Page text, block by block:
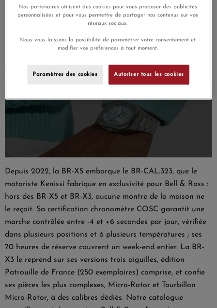
bar, c'est la Bell & Ross de la ville, celle qui glisse sous une
manche de chemise. La
BR 05 Chrono
ajoute la mesure des
pour les habitués des longs courriers.
BR-X5 et BR-X3, le calibre Kenissi
Depuis 2022, la BR-X5 embarque le BR-CAL.323, que le
motoriste Kenissi fabrique en exclusivité pour Bell & Ross :
hors des BR-X5 et BR-X3, aucune montre de la maison ne
le reçoit. Sa certification chronomètre COSC garantit une
marche contrôlée entre -4 et +6 secondes par jour, vérifiée
dans plusieurs positions et à plusieurs températures ; ses
70 heures de réserve couvrent un week-end entier. La BR-
X3 le reprend sur ses versions trois aiguilles, édition
Patrouille de France (250 exemplaires) comprise, et confie
ses pièces les plus complexes, Micro-Rotor et Tourbillon
Micro-Rotor, à des calibres dédiés. Notre catalogue
Nos partenaires utilisent des cookies pour vous proposer des publicités
personnalisées et pour vous permettre de partager nos contenus sur vos
réseaux sociaux.
Nous vous laissons la possibilité de paramétrer votre consentement et
modifier vos préférences à tout moment.
Paramètres des cookies Autoriser tous les cookies